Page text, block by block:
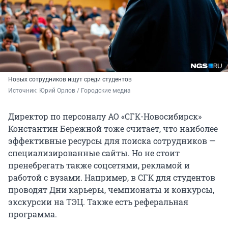
Новых сотрудников ищут среди студентов
Источник: Юрий Орлов / Городские медиа
Директор по персоналу АО «СГК-Новосибирск»
Константин Бережной тоже считает, что наиболее
эффективные ресурсы для поиска сотрудников —
специализированные сайты. Но не стоит
пренебрегать также соцсетями, рекламой и
работой с вузами. Например, в СГК для студентов
проводят Дни карьеры, чемпионаты и конкурсы,
экскурсии на ТЭЦ. Также есть реферальная
программа.